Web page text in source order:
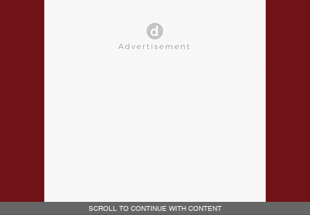
SCROLL TO CONTINUE WITH CONTENT